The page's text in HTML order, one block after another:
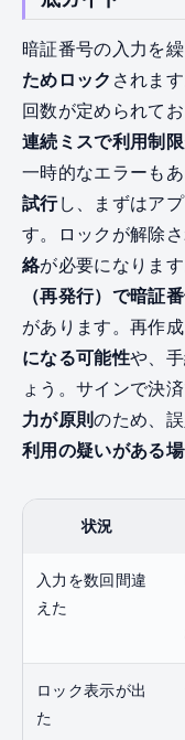
暗証番号の入力を繰
ためロック されま
回数が定められて
連続ミスで利用制限
一時的なエラーもあ
試行し、まずはア
す。ロックが解除
絡が必要になりま
（再発行）で暗証
があります。再作成
になる可能性や、
ょう。サインで決
力が原則のため、
利用の疑いがある
状況
入力を数回間違
えた
ロック表示が出
た